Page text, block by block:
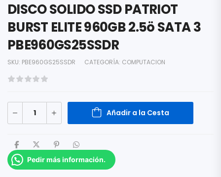
DISCO SOLIDO SSD PATRIOT
BURST ELITE 960GB 2.5ö SATA 3
PBE960GS25SSDR
SKU: PBE960GS25SSDR CATEGORÍA: COMPUTACION
Añadir a la Cesta
Pedir más información.